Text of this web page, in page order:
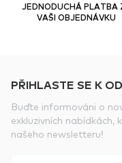
JEDNODUCHÁ PLATBA
VAŠI OBJEDNÁVKU
PŘIHLASTE SE K
Buďte informováni o
exkluzivních
našeho newsletteru!